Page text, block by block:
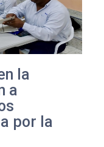
la
a
por la